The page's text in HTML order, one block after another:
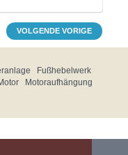
VOLGENDE VORIGE
Fußhebelwerk
Motoraufhängung